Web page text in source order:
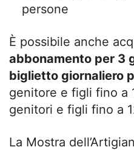
persone
È possibile anche
abbonamento per 3
biglietto giornaliero
genitore e figli fino a
genitori e figli fino a
La Mostra